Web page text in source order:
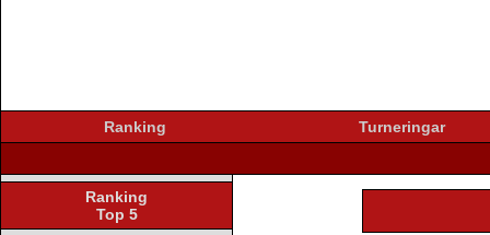
Ranking Turneringar
Ranking
Top 5